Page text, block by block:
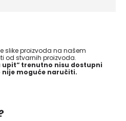
slike proizvoda na našem
od stvarnih proizvoda.
upit“ trenutno nisu dostupni
moguće naručiti.